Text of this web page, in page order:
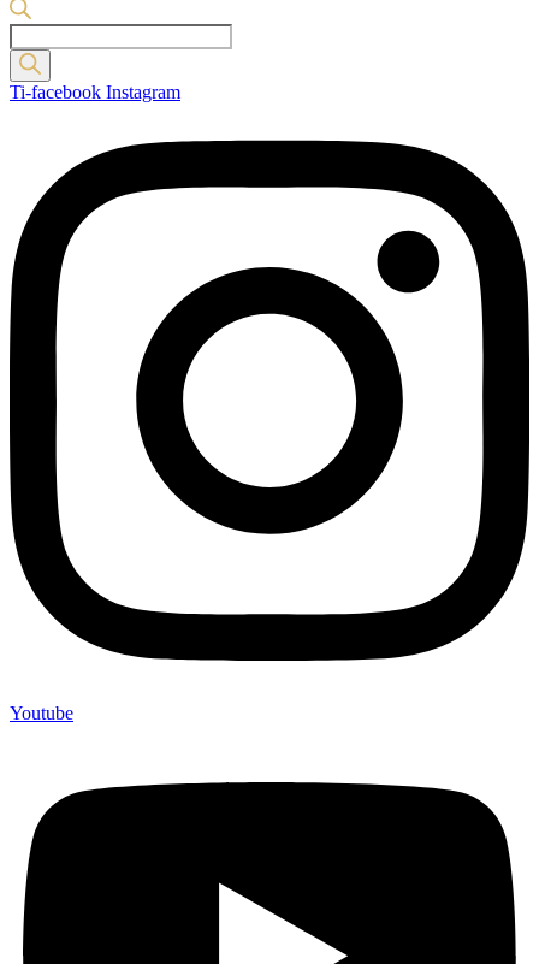
Products
search
Ti-facebook Instagram
Youtube